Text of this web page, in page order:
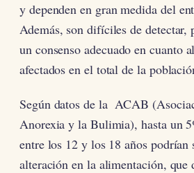
y dependen en gran medida del
Además, son difíciles de detectar,
un consenso adecuado en cuanto
afectados en el total de la
Según datos de la ACAB
Anorexia y la Bulimia), hasta un
entre los 12 y los 18 años
alteración en la alimentación, que